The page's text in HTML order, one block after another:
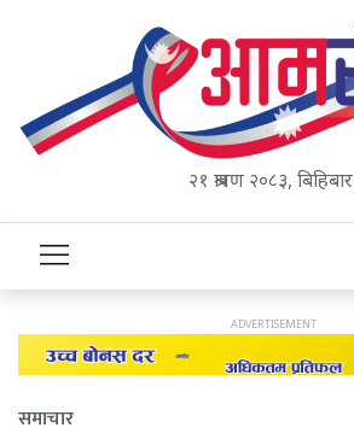
२१ श्रावण २०८३, बिहिबार
समाचार